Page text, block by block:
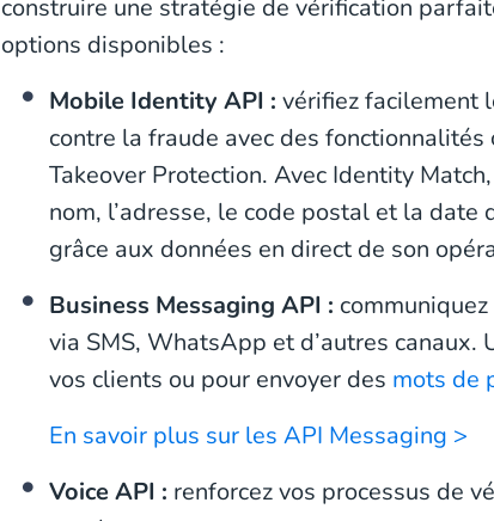
construire une stratégie de vérification
options disponibles :
Mobile Identity API : vérifiez facilement
contre la fraude avec des
Takeover Protection. Avec Identity
nom, l’adresse, le code postal et la date
grâce aux données en direct de son
Business Messaging API :
via SMS, WhatsApp et d’autres
vos clients ou pour envoyer des mots de
En savoir plus sur les API Messaging >
Voice API : renforcez vos processus de